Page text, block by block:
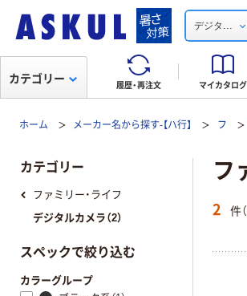
デジタ ...
履歴・再注文 マイカタログ
カテゴリー
ホーム メーカー名から探す-【ハ行】 フ
フ
2 件
カテゴリー
ファミリー・ライフ
デジタルカメラ（2）
スペックで絞り込む
カラーグループ